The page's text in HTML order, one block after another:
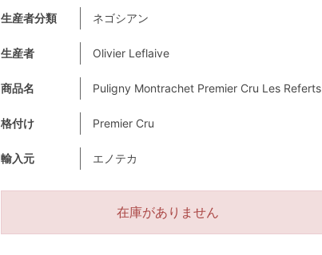
生産者分類 ネゴシアン
生産者 Olivier Leflaive
商品名 Puligny Montrachet Premier Cru Les Referts
格付け Premier Cru
輸入元 エノテカ
在庫がありません